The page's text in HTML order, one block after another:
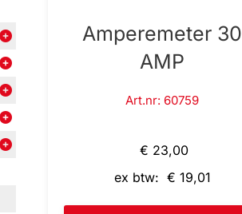
Amperemeter 30
AMP
Art.nr: 60759
€ 23,00
ex btw: € 19,01